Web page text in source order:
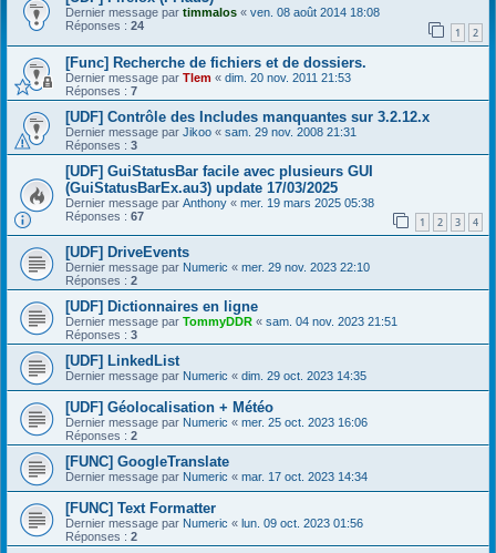
Dernier message par timmalos « ven. 08 août 2014 18:08
Réponses : 24 1 2
[Func] Recherche de fichiers et de dossiers.
Dernier message par Tlem « dim. 20 nov. 2011 21:53
Réponses : 7
[UDF] Contrôle des Includes manquantes sur 3.2.12.x
Dernier message par Jikoo « sam. 29 nov. 2008 21:31
Réponses : 3
[UDF] GuiStatusBar facile avec plusieurs GUI
(GuiStatusBarEx.au3) update 17/03/2025
Dernier message par Anthony « mer. 19 mars 2025 05:38
Réponses : 67 1 2 3 4
[UDF] DriveEvents
Dernier message par Numeric « mer. 29 nov. 2023 22:10
Réponses : 2
[UDF] Dictionnaires en ligne
Dernier message par TommyDDR « sam. 04 nov. 2023 21:51
Réponses : 3
[UDF] LinkedList
Dernier message par Numeric « dim. 29 oct. 2023 14:35
[UDF] Géolocalisation + Météo
Dernier message par Numeric « mer. 25 oct. 2023 16:06
Réponses : 2
[FUNC] GoogleTranslate
Dernier message par Numeric « mar. 17 oct. 2023 14:34
[FUNC] Text Formatter
Dernier message par Numeric « lun. 09 oct. 2023 01:56
Réponses : 2